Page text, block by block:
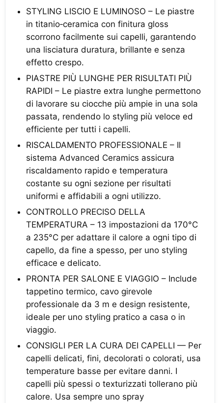
STYLING LISCIO E LUMINOSO – Le piastre
in titanio‑ceramica con finitura gloss
scorrono facilmente sui capelli, garantendo
una lisciatura duratura, brillante e senza
effetto crespo.
PIASTRE PIÙ LUNGHE PER RISULTATI PIÙ
RAPIDI – Le piastre extra lunghe permettono
di lavorare su ciocche più ampie in una sola
passata, rendendo lo styling più veloce ed
efficiente per tutti i capelli.
RISCALDAMENTO PROFESSIONALE – Il
sistema Advanced Ceramics assicura
riscaldamento rapido e temperatura
costante su ogni sezione per risultati
uniformi e affidabili a ogni utilizzo.
CONTROLLO PRECISO DELLA
TEMPERATURA – 13 impostazioni da 170°C
a 235°C per adattare il calore a ogni tipo di
capello, da fine a spesso, per uno styling
efficace e delicato.
PRONTA PER SALONE E VIAGGIO – Include
tappetino termico, cavo girevole
professionale da 3 m e design resistente,
ideale per uno styling pratico a casa o in
viaggio.
CONSIGLI PER LA CURA DEI CAPELLI — Per
capelli delicati, fini, decolorati o colorati, usa
temperature basse per evitare danni. I
capelli più spessi o texturizzati tollerano più
calore. Usa sempre uno spray